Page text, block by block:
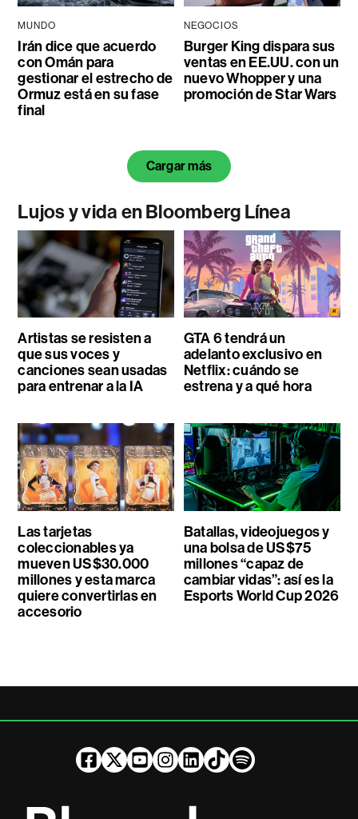
MUNDO
Irán dice que acuerdo
con Omán para
gestionar el estrecho de
Ormuz está en su fase
final
NEGOCIOS
Burger King dispara sus
ventas en EE.UU. con un
nuevo Whopper y una
promoción de Star Wars
Cargar más
Lujos y vida en Bloomberg Línea
Artistas se resisten a
que sus voces y
canciones sean usadas
para entrenar a la IA
GTA 6 tendrá un
adelanto exclusivo en
Netflix: cuándo se
estrena y a qué hora
Las tarjetas
coleccionables ya
mueven US$30.000
millones y esta marca
quiere convertirlas en
accesorio
Batallas, videojuegos y
una bolsa de US$75
millones “capaz de
cambiar vidas”: así es la
Esports World Cup 2026